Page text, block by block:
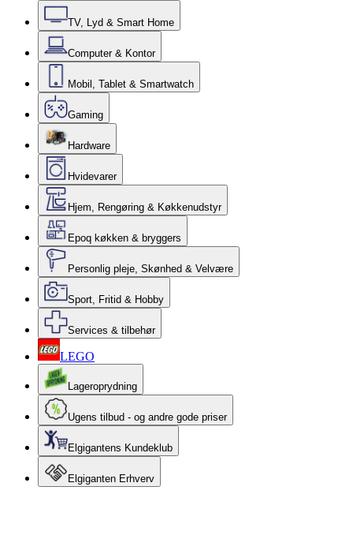
TV, Lyd & Smart Home
Computer & Kontor
Mobil, Tablet & Smartwatch
Gaming
Hardware
Hvidevarer
Hjem, Rengøring & Køkkenudstyr
Epoq køkken & bryggers
Personlig pleje, Skønhed & Velvære
Sport, Fritid & Hobby
Services & tilbehør
LEGO
Lageroprydning
Ugens tilbud - og andre gode priser
Elgigantens Kundeklub
Elgiganten Erhverv